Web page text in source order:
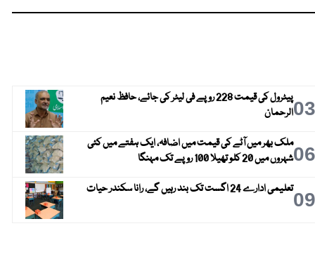
03
پیٹرول کی قیمت 228 روپے فی لیٹر کی جائے، حافظ نعیم
الرحمان
06ملک بھر میں آٹے کی قیمت میں اضافہ، ایک ہفتے میں کئی
شہروں میں 20 کلو تھیلا 100 روپے تک مہنگا
09تعلیمی ادارے 24 اگست تک بند رہیں گے، رانا سکندر حیات